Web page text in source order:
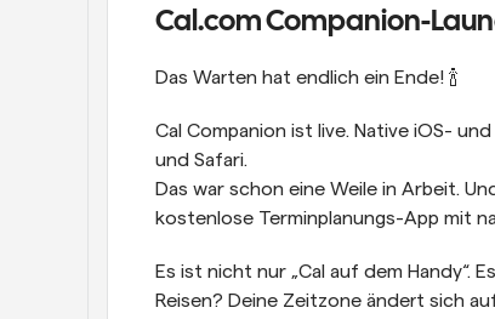
Cal.com Companion-
Das Warten hat endlich ein Ende! 🍾
Cal Companion ist live. Native iOS-
und Safari.
Das war schon eine Weile in Arbeit.
kostenlose Terminplanungs-App mit
Es ist nicht nur „Cal auf dem Handy“.
Reisen? Deine Zeitzone ändert sich